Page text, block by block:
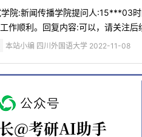
院:新闻传播学院提问人:15***03
作顺利。回复内容:可以，请关注
本站小编 四川外国语大学 2022-11-08